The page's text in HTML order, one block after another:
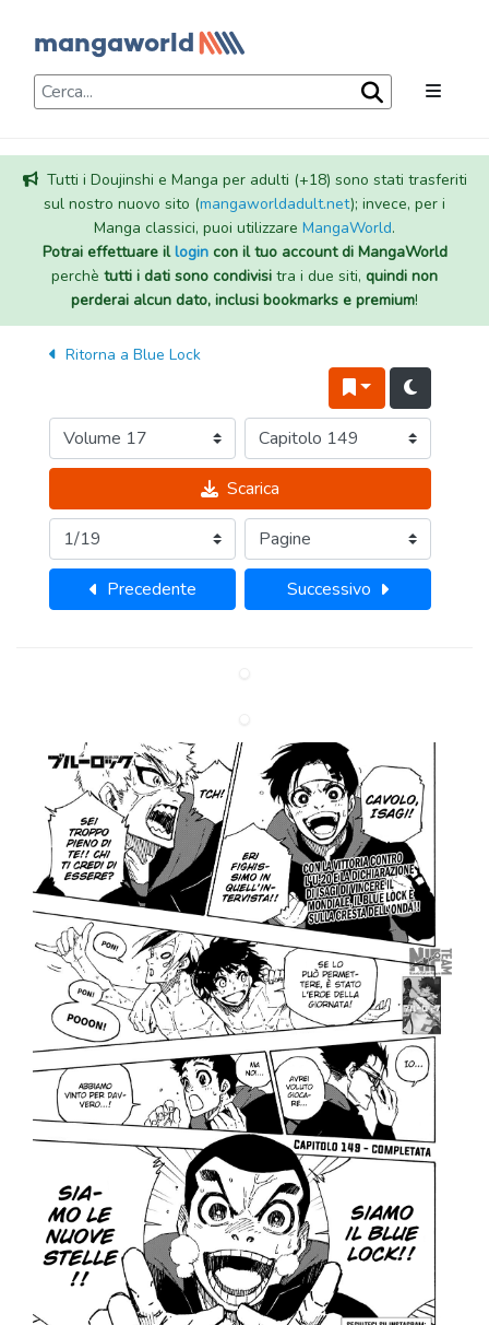
Tutti i Doujinshi e Manga per adulti (+18) sono stati trasferiti
sul nostro nuovo sito (mangaworldadult.net); invece, per i
Manga classici, puoi utilizzare MangaWorld.
Potrai effettuare illogincon il tuo account di MangaWorld
perchè tutti i dati sono condivisi tra i due siti, quindi non
perderai alcun dato, inclusi bookmarks e premium!
Ritorna a Blue Lock
Scarica
Precedente Successivo